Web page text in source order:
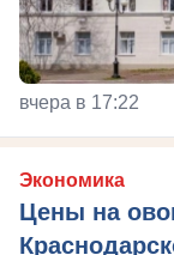
вчера в 17:22
Экономика
Цены на